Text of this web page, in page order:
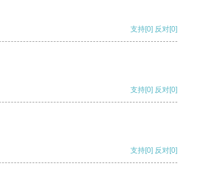
支持[0] 反对[0]
支持[0] 反对[0]
支持[0] 反对[0]